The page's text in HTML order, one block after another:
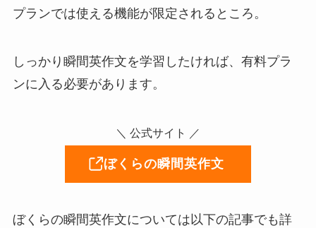
プランでは使える機能が限定されるところ。
しっかり瞬間英作文を学習したければ、有料プラ
ンに入る必要があります。
＼ 公式サイト ／
ぼくらの瞬間英作文
ぼくらの瞬間英作文については以下の記事でも詳